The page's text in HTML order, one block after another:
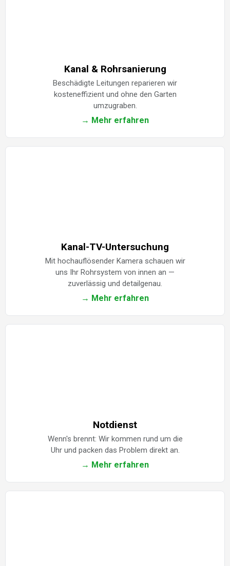
Kanal & Rohrsanierung
Beschädigte Leitungen reparieren wir
kosteneffizient und ohne den Garten
umzugraben.
→ Mehr erfahren
Kanal-TV-Untersuchung
Mit hochauflösender Kamera schauen wir
uns Ihr Rohrsystem von innen an —
zuverlässig und detailgenau.
→ Mehr erfahren
Notdienst
Wenn's brennt: Wir kommen rund um die
Uhr und packen das Problem direkt an.
→ Mehr erfahren